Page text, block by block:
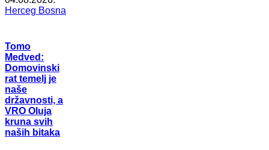
Herceg Bosna
Tomo
Medved:
Domovinski
rat temelj je
naše
državnosti, a
VRO Oluja
kruna svih
naših bitaka